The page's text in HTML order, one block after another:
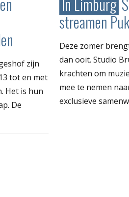
zijn
tot en met
Het is hun
De
streamen
Deze zomer
dan ooit. Studio
krachten om
mee te nemen
exclusieve